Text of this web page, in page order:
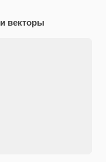
векторы